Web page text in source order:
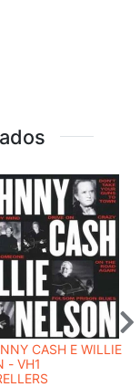
CASH E WILLIE
- VH1